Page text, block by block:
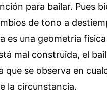
para bailar. Pues
de tono a
es una geometría
mal construida, el
que se observa en
la circunstancia.